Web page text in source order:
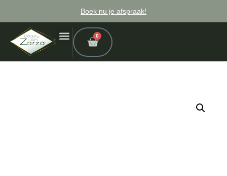
Boek nu je afspraak!
0